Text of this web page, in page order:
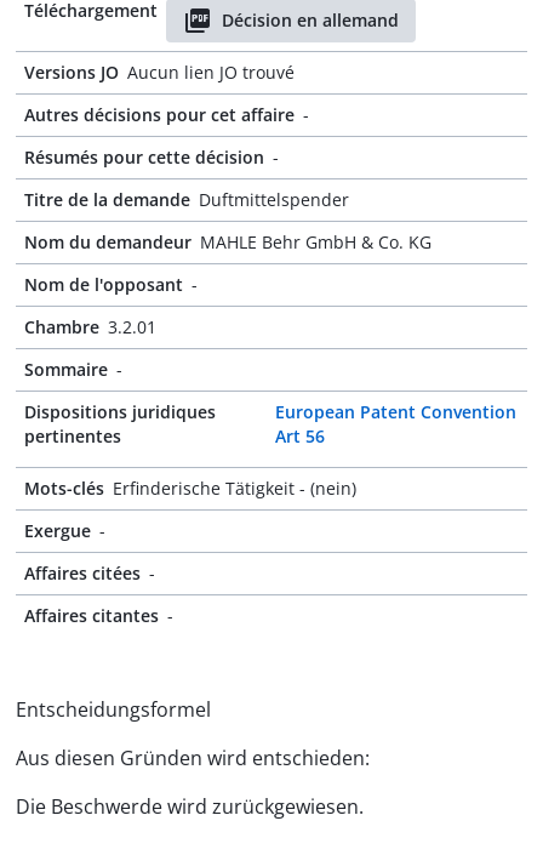
Téléchargement
Décision en allemand
Versions JO Aucun lien JO trouvé
Autres décisions pour cet affaire -
Résumés pour cette décision -
Titre de la demande Duftmittelspender
Nom du demandeur MAHLE Behr GmbH & Co. KG
Nom de l'opposant -
Chambre 3.2.01
Sommaire -
Dispositions juridiques
pertinentes
European Patent Convention
Art 56
Mots-clés Erfinderische Tätigkeit - (nein)
Exergue -
Affaires citées -
Affaires citantes -
Entscheidungsformel
Aus diesen Gründen wird entschieden:
Die Beschwerde wird zurückgewiesen.